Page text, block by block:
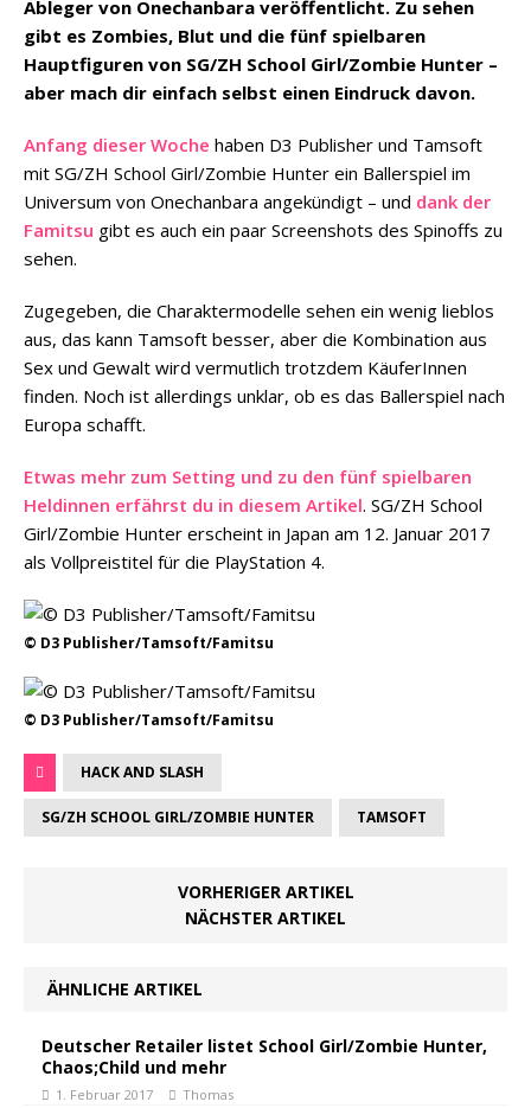
Ableger von Onechanbara veröffentlicht. Zu sehen
gibt es Zombies, Blut und die fünf spielbaren
Hauptfiguren von SG/ZH School Girl/Zombie Hunter –
aber mach dir einfach selbst einen Eindruck davon.
Anfang dieser Woche haben D3 Publisher und Tamsoft
mit SG/ZH School Girl/Zombie Hunter ein Ballerspiel im
Universum von Onechanbara angekündigt – und dank der
Famitsu gibt es auch ein paar Screenshots des Spinoffs zu
sehen.
Zugegeben, die Charaktermodelle sehen ein wenig lieblos
aus, das kann Tamsoft besser, aber die Kombination aus
Sex und Gewalt wird vermutlich trotzdem KäuferInnen
finden. Noch ist allerdings unklar, ob es das Ballerspiel nach
Europa schafft.
Etwas mehr zum Setting und zu den fünf spielbaren
Heldinnen erfährst du in diesem Artikel. SG/ZH School
Girl/Zombie Hunter erscheint in Japan am 12. Januar 2017
als Vollpreistitel für die PlayStation 4.
© D3 Publisher/Tamsoft/Famitsu
© D3 Publisher/Tamsoft/Famitsu
HACK AND SLASH
SG/ZH SCHOOL GIRL/ZOMBIE HUNTER TAMSOFT
VORHERIGER ARTIKEL
NÄCHSTER ARTIKEL
ÄHNLICHE ARTIKEL
Deutscher Retailer listet School Girl/Zombie Hunter,
Chaos;Child und mehr
1. Februar 2017 Thomas